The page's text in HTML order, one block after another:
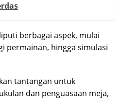
berbagai aspek, mulai
permainan, hingga simulasi
tantangan untuk
dan penguasaan meja,